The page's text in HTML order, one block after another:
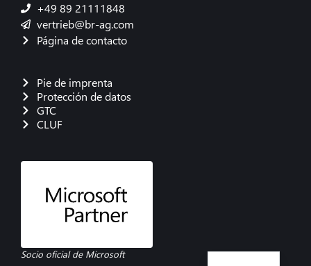
+49 89 21111848
vertrieb@br-ag.com
Página de contacto
Pie de imprenta
Protección de datos
GTC
CLUF
Socio oficial de Microsoft